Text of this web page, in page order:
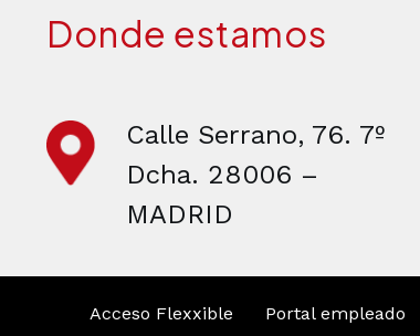
Donde estamos
Calle Serrano, 76. 7º
Dcha. 28006 –
MADRID
Acceso Flexxible Portal empleado